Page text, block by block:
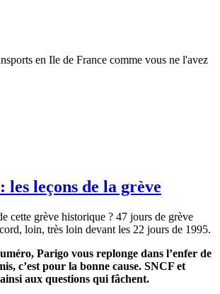
en Ile de France comme vous ne l'avez
les leçons de la grève
cette grève historique ? 47 jours de grève
loin, très loin devant les 22 jours de 1995.
Parigo vous replonge dans l’enfer de
c’est pour la bonne cause. SNCF et
aux questions qui fâchent.